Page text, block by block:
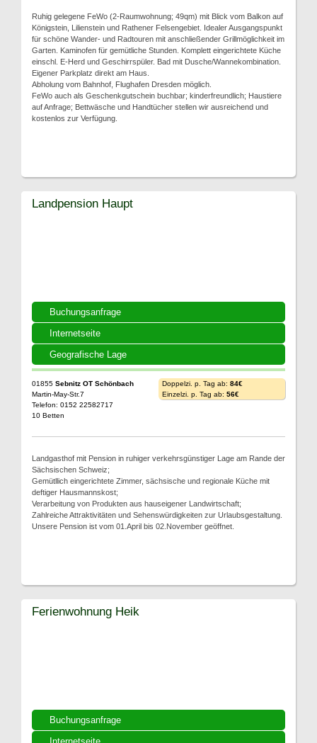
Ruhig gelegene FeWo (2-Raumwohnung; 49qm) mit Blick vom Balkon auf
Königstein, Lilienstein und Rathener Felsengebiet. Idealer Ausgangspunkt
für schöne Wander- und Radtouren mit anschließender Grillmöglichkeit im
Garten. Kaminofen für gemütliche Stunden. Komplett eingerichtete Küche
einschl. E-Herd und Geschirrspüler. Bad mit Dusche/Wannekombination.
Eigener Parkplatz direkt am Haus.
Abholung vom Bahnhof, Flughafen Dresden möglich.
FeWo auch als Geschenkgutschein buchbar; kinderfreundlich; Haustiere
auf Anfrage; Bettwäsche und Handtücher stellen wir ausreichend und
kostenlos zur Verfügung.
Buchungsanfrage
Internetseite
Geografische Lage
Landpension Haupt
01855 Sebnitz OT Schönbach
Martin-May-Str.7
Telefon: 0152 22582717
10 Betten
Doppelzi. p. Tag ab: 84€
Einzelzi. p. Tag ab: 56€
Landgasthof mit Pension in ruhiger verkehrsgünstiger Lage am Rande der
Sächsischen Schweiz;
Gemütllich eingerichtete Zimmer, sächsische und regionale Küche mit
deftiger Hausmannskost;
Verarbeitung von Produkten aus hauseigener Landwirtschaft;
Zahlreiche Attraktivitäten und Sehenswürdigkeiten zur Urlaubsgestaltung.
Unsere Pension ist vom 01.April bis 02.November geöffnet.
Buchungsanfrage
Ferienwohnung Heik